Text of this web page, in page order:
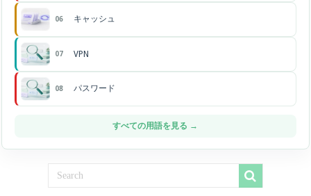
06 キャッシュ
07 VPN
08 パスワード
すべての用語を見る →